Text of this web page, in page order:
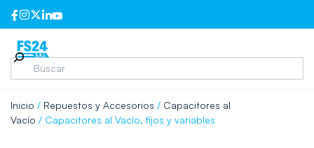
Inicio / Repuestos y Accesorios / Capacitores al
Vacío / Capacitores al Vacío, fijos y variables